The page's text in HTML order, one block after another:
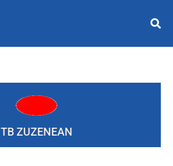
TB ZUZENEAN